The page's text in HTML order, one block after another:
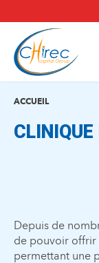
au
contenu
principal
ACCUEIL
CLINIQUE
Depuis de
de pouvoir offrir
permettant une